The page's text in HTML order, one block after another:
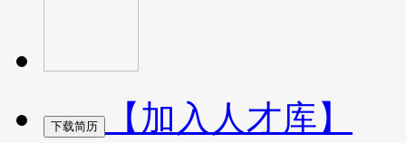
【加入人才库】